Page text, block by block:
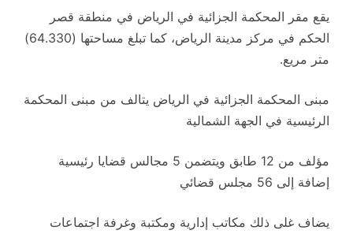
يقع مقر المحكمة الجزائية في الرياض في منطقة قصر
الحكم في مركز مدينة الرياض، كما تبلغ مساحتها (64.330)
متر مريع.
مبنى المحكمة الجزائية في الرياض يتالف من مبنى المحكمة
الرئيسية في الجهة الشمالية
مؤلف من 12 طابق ويتضمن 5 مجالس قضايا رئيسية
إضافة إلى 56 مجلس قضائي
يضاف غلى ذلك مكاتب إدارية ومكتبة وغرفة اجتماعات